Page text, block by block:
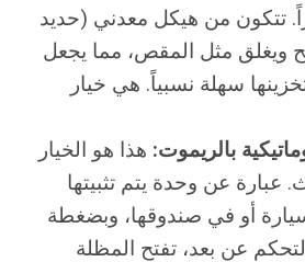
تتكون من هيكل معدني (حديد
ويغلق مثل المقص، مما يجعل
سهلة نسبياً. هي خيار
بالريموت: هذا هو الخيار
عبارة عن وحدة يتم تثبيتها
أو في صندوقها، وبضغطة
عن بعد، تفتح المظلة